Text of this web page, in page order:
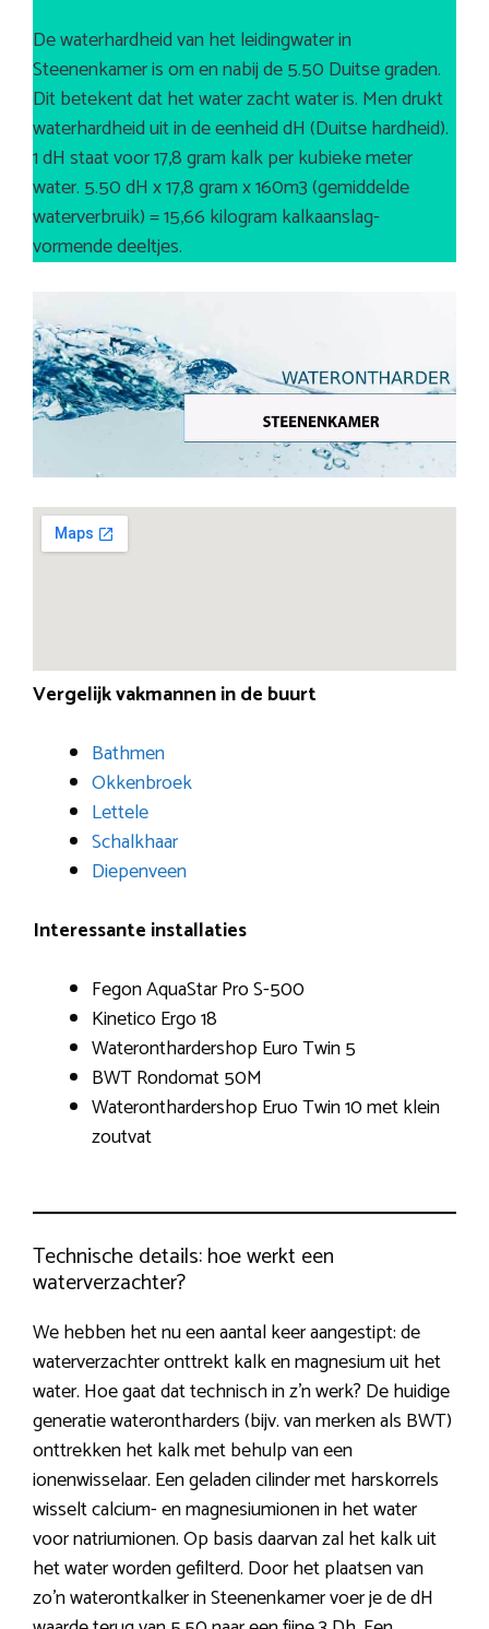
De waterhardheid van het leidingwater in
Steenenkamer is om en nabij de 5.50 Duitse graden.
Dit betekent dat het water zacht water is. Men drukt
waterhardheid uit in de eenheid dH (Duitse hardheid).
1 dH staat voor 17,8 gram kalk per kubieke meter
water. 5.50 dH x 17,8 gram x 160m3 (gemiddelde
waterverbruik) = 15,66 kilogram kalkaanslag-
vormende deeltjes.
Vergelijk vakmannen in de buurt
Bathmen
Okkenbroek
Lettele
Schalkhaar
Diepenveen
Interessante installaties
Fegon AquaStar Pro S-500
Kinetico Ergo 18
Wateronthardershop Euro Twin 5
BWT Rondomat 50M
Wateronthardershop Eruo Twin 10 met klein
zoutvat
Technische details: hoe werkt een
waterverzachter?
We hebben het nu een aantal keer aangestipt: de
waterverzachter onttrekt kalk en magnesium uit het
water. Hoe gaat dat technisch in z’n werk? De huidige
generatie waterontharders (bijv. van merken als BWT)
onttrekken het kalk met behulp van een
ionenwisselaar. Een geladen cilinder met harskorrels
wisselt calcium- en magnesiumionen in het water
voor natriumionen. Op basis daarvan zal het kalk uit
het water worden gefilterd. Door het plaatsen van
zo’n waterontkalker in Steenenkamer voer je de dH